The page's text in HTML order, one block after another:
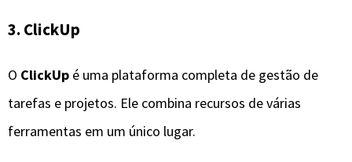
3. ClickUp
O ClickUp é uma plataforma completa de gestão de
tarefas e projetos. Ele combina recursos de várias
ferramentas em um único lugar.